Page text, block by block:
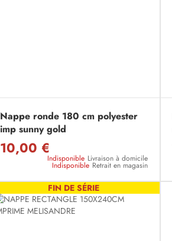
Nappe ronde 180 cm polyester
imp sunny gold
10,00 €
Indisponible Livraison à domicile
Indisponible Retrait en magasin
FIN DE SÉRIE